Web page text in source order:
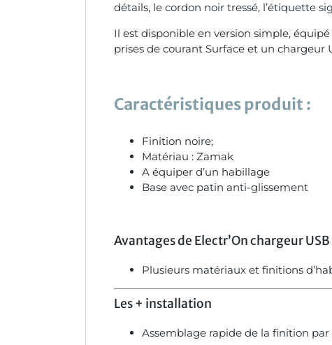
détails, le cordon noir tressé, l’étiquette
Il est disponible en version simple,
prises de courant Surface et un chargeur
Caractéristiques produit :
Finition noire;
Matériau : Zamak
A équiper d’un habillage
Base avec patin anti-glissement
Avantages de Electr’On chargeur
Plusieurs matériaux et finitions
Les + installation
Assemblage rapide de la finition